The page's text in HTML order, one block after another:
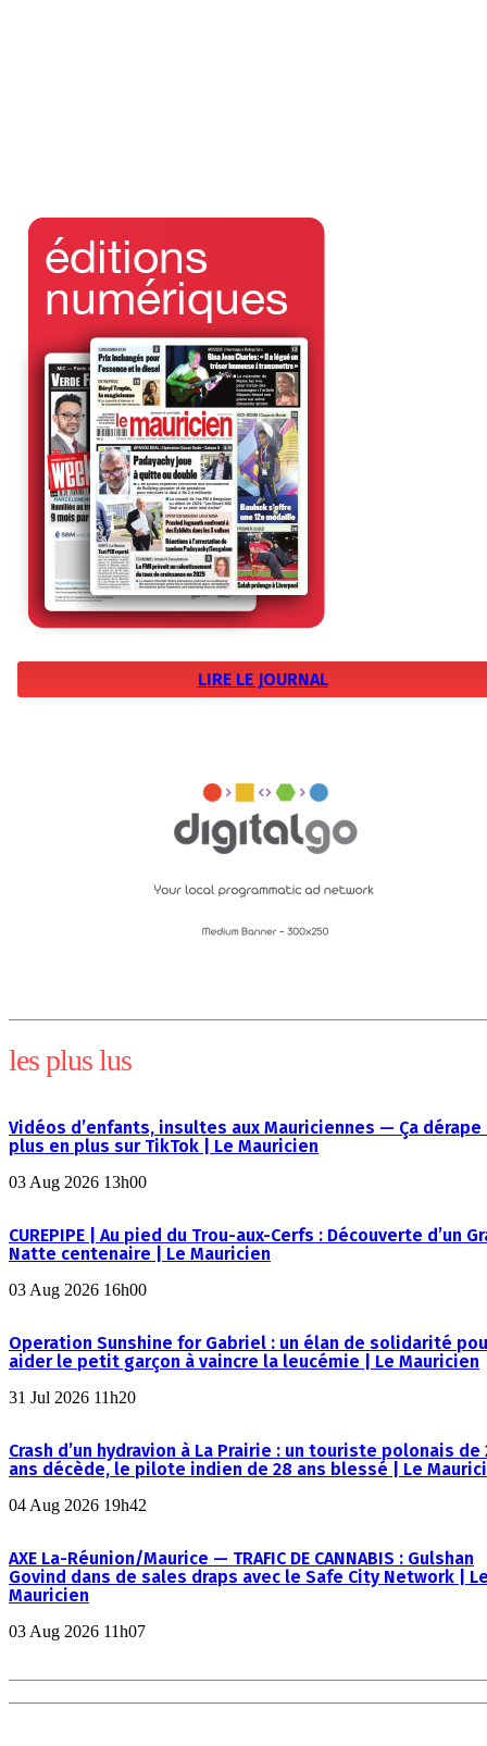
LIRE LE JOURNAL
les plus lus
Vidéos d’enfants, insultes aux Mauriciennes — Ça dérape
plus en plus sur TikTok | Le Mauricien
03 Aug 2026 13h00
CUREPIPE | Au pied du Trou-aux-Cerfs : Découverte d’un
Natte centenaire | Le Mauricien
03 Aug 2026 16h00
Operation Sunshine for Gabriel : un élan de solidarité
aider le petit garçon à vaincre la leucémie | Le Mauricien
31 Jul 2026 11h20
Crash d’un hydravion à La Prairie : un touriste polonais de
ans décède, le pilote indien de 28 ans blessé | Le
04 Aug 2026 19h42
AXE La-Réunion/Maurice — TRAFIC DE CANNABIS : Gulshan
Govind dans de sales draps avec le Safe City Network |
Mauricien
03 Aug 2026 11h07